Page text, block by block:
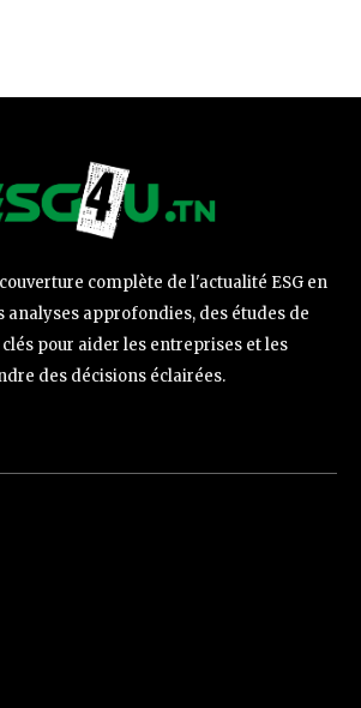
complète de l'actualité ESG en
approfondies, des études de
pour aider les entreprises et les
des décisions éclairées.